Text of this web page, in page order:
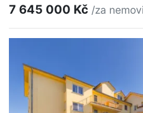
7 645 000 Kč /za